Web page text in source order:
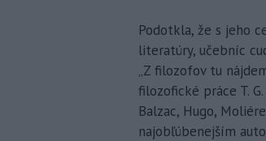
Podotkla, že s jeho
literatúry, učebníc
„Z filozofov tu
filozofické práce T.
Balzac, Hugo,
najobľúbenejším